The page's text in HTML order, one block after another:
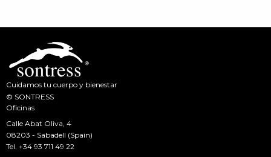
Cuidamos tu cuerpo y bienestar
© SONTRESS
Oficinas
Calle Abat Oliva, 4
08203 - Sabadell (Spain)
Tel. +34 93 711 49 22